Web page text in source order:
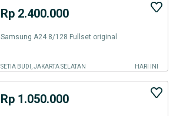
Rp 2.400.000
Samsung A24 8/128 Fullset original
SETIA BUDI, JAKARTA SELATAN HARI INI
Rp 1.050.000